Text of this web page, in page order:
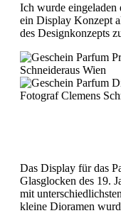
Ich wurde
ein Display Konzept
des Designkonzepts
Das Display für das
Glasglocken des 19.
mit
kleine Dioramen